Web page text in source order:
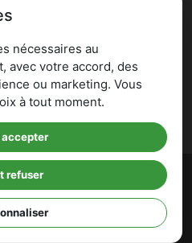
- Confectionné au sein de
Vichy -Politique de
légales
⚷
nécessaires au
avec votre accord, des
ou marketing. Vous
à tout moment.
accepter
refuser